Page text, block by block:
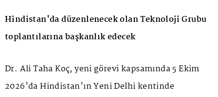
Hindistan'da düzenlenecek olan Teknoloji Grubu
toplantılarına başkanlık edecek
Dr. Ali Taha Koç, yeni görevi kapsamında 5 Ekim
2026'da Hindistan'ın Yeni Delhi kentinde